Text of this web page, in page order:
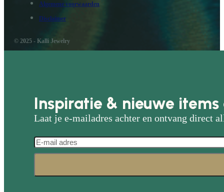
Algemene voorwaarden
Disclaimer
© 2025 - Kalli Jewelry
Inspiratie & nieuwe
Laat je e-mailadres achter en ontvang direct